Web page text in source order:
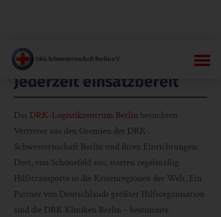
Jederzeit einsatzbereit
Das DRK-Logistikzentrum Berlin besuchten
Vertreter aus den Gremien der DRK-
Schwesternschaft Berlin und ihren Einrichtungen:
Dort, von Schönefeld aus, starten regelmäßig
Hilfstransporte in die Krisenregionen der Welt. Ein
Partner von Deutschlands größter Hilfsorganisation
sind die DRK Kliniken Berlin – bestimmte